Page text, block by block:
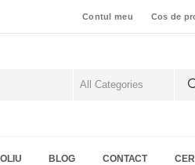
Contul meu Cos de
BLOG CONTACT